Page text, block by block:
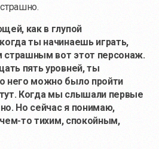
как в глупой
ты начинаешь играть,
вот этот персонаж.
пять уровней, ты
него можно было пройти
Когда мы слышали первые
Но сейчас я понимаю,
чем-то тихим, спокойным,